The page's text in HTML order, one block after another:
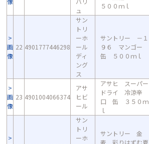
ュ
５００ｍｌ
画
像
22 4901777446298
サン
トリ
ーホ
ール
ディ
ング
ス
サントリー －１
９６ マンゴー
缶 ５００ｍｌ
画
像
23 4901004066374
アサ
ヒビ
ール
アサヒ スーパー
ドライ 冷涼辛
口 缶 ３５０ｍ
ｌ
サン
トリ
ーホ
サントリー 金
麦 彩りはずむ夏